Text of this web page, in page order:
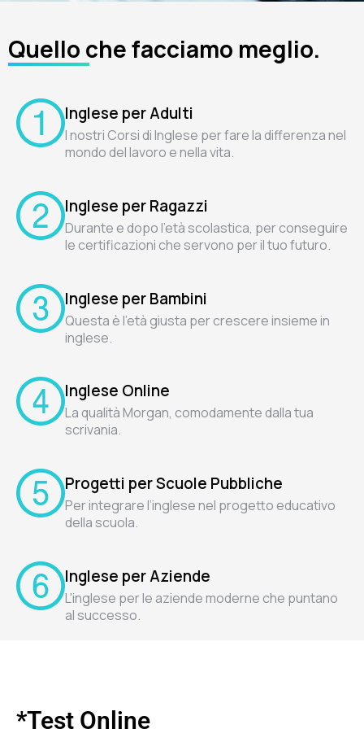
Quello che facciamo meglio.
Inglese per Adulti
I nostri Corsi di Inglese per fare la differenza nel
mondo del lavoro e nella vita.
Inglese per Ragazzi
Durante e dopo l'età scolastica, per conseguire
le certificazioni che servono per il tuo futuro.
Inglese per Bambini
Questa è l'età giusta per crescere insieme in
inglese.
Inglese Online
La qualità Morgan, comodamente dalla tua
scrivania.
Progetti per Scuole Pubbliche
Per integrare l’inglese nel progetto educativo
della scuola.
Inglese per Aziende
L'inglese per le aziende moderne che puntano
al successo.
*Test Online